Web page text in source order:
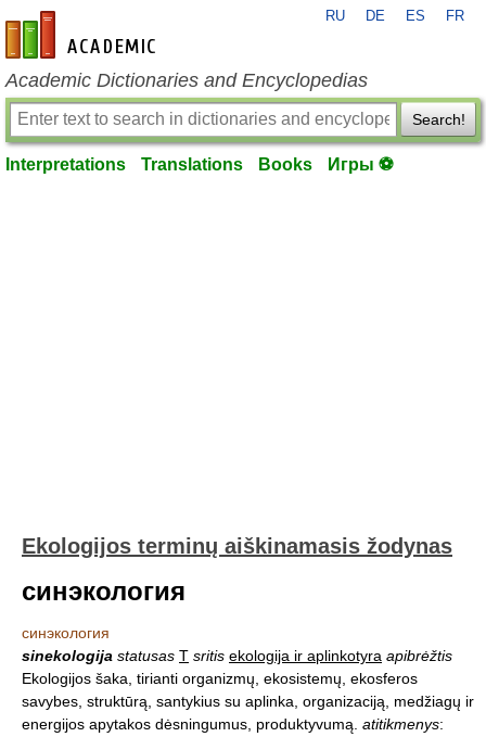
en-academic.com
RU DE ES FR
Academic Dictionaries and Encyclopedias
Search!
Interpretations Translations Books Игры ⚽
Ekologijos terminų aiškinamasis žodynas
синэкология
синэкология
sinekologija statusas T sritis ekologija ir aplinkotyra apibrėžtis
Ekologijos šaka, tirianti organizmų, ekosistemų, ekosferos
savybes, struktūrą, santykius su aplinka, organizaciją, medžiagų ir
energijos apytakos dėsningumus, produktyvumą. atitikmenys: